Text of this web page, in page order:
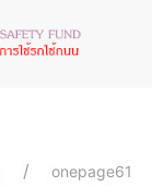
onepage61